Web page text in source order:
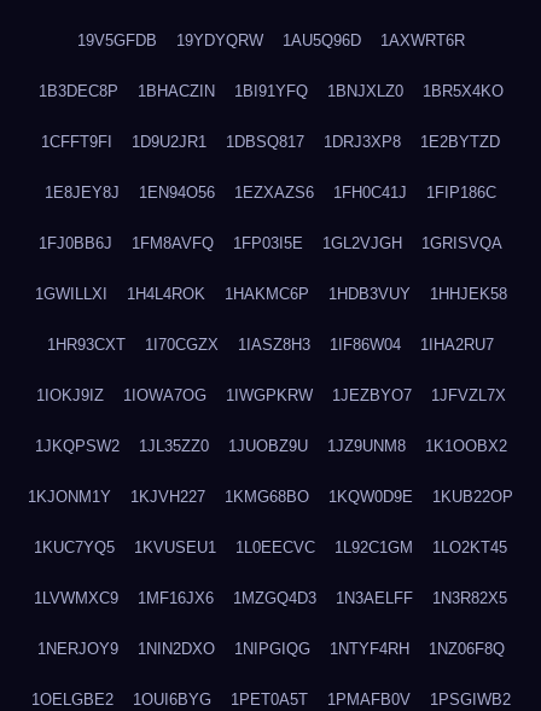
19V5GFDB 19YDYQRW 1AU5Q96D 1AXWRT6R
1B3DEC8P 1BHACZIN 1BI91YFQ 1BNJXLZ0 1BR5X4KO
1CFFT9FI 1D9U2JR1 1DBSQ817 1DRJ3XP8 1E2BYTZD
1E8JEY8J 1EN94O56 1EZXAZS6 1FH0C41J 1FIP186C
1FJ0BB6J 1FM8AVFQ 1FP03I5E 1GL2VJGH 1GRISVQA
1GWILLXI 1H4L4ROK 1HAKMC6P 1HDB3VUY 1HHJEK58
1HR93CXT 1I70CGZX 1IASZ8H3 1IF86W04 1IHA2RU7
1IOKJ9IZ 1IOWA7OG 1IWGPKRW 1JEZBYO7 1JFVZL7X
1JKQPSW2 1JL35ZZ0 1JUOBZ9U 1JZ9UNM8 1K1OOBX2
1KJONM1Y 1KJVH227 1KMG68BO 1KQW0D9E 1KUB22OP
1KUC7YQ5 1KVUSEU1 1L0EECVC 1L92C1GM 1LO2KT45
1LVWMXC9 1MF16JX6 1MZGQ4D3 1N3AELFF 1N3R82X5
1NERJOY9 1NIN2DXO 1NIPGIQG 1NTYF4RH 1NZ06F8Q
1OELGBE2 1OUI6BYG 1PET0A5T 1PMAFB0V 1PSGIWB2